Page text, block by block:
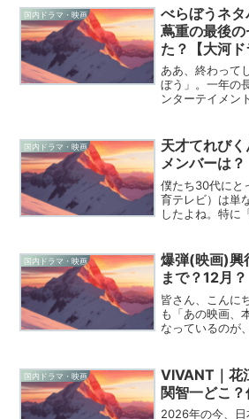
「チョッちゃん
品ですよね。今
国内ドラマ・映画
べらぼうネタ
蔦重の最後
た？【大河ド
ああ、終わって
ぼう」。一年の
ンターテイメン
迎えたことに、
状態です。最終
国内ドラマ・映画
天才てれび
メンバーは？
僕たち30代にと
育テレビ）は単
したよね。特に
の春、あの頃の
まま大人になっ
国内ドラマ・映画
爆弾(映画)興
まで？12月？
皆さん、こんに
も「あの映画、
なっているのが
う？」「こんな
く観に行きたい
国内ドラマ・映画
VIVANT｜花
関智一どこ？
2026年の今、日